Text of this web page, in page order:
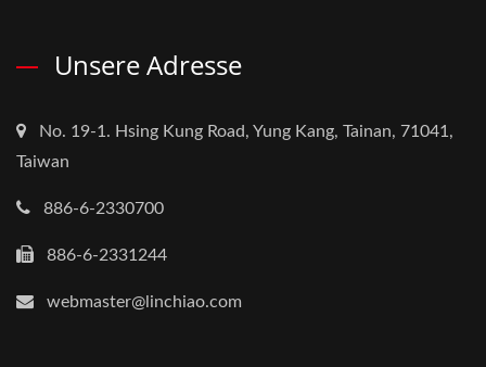
Unsere Adresse
No. 19-1. Hsing Kung Road, Yung Kang, Tainan, 71041,
Taiwan
886-6-2330700
886-6-2331244
webmaster@linchiao.com